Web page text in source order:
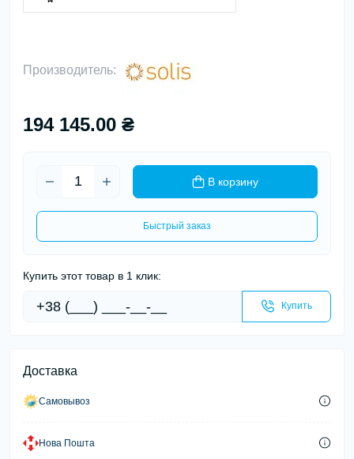
Производитель:
194 145.00 ₴
В корзину
Быстрый заказ
Купить этот товар в 1 клик:
Купить
Доставка
Самовывоз
Нова Пошта